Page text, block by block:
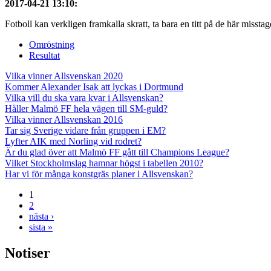
2017-04-21 13:10:
Fotboll kan verkligen framkalla skratt, ta bara en titt på de här
Omröstning
Resultat
Vilka vinner Allsvenskan 2020
Kommer Alexander Isak att lyckas i Dortmund
Vilka vill du ska vara kvar i Allsvenskan?
Håller Malmö FF hela vägen till SM-guld?
Vilka vinner Allsvenskan 2016
Tar sig Sverige vidare från gruppen i EM?
Lyfter AIK med Norling vid rodret?
Är du glad över att Malmö FF gått till Champions League?
Vilket Stockholmslag hamnar högst i tabellen 2010?
Har vi för många konstgräs planer i Allsvenskan?
1
2
nästa ›
sista »
Notiser